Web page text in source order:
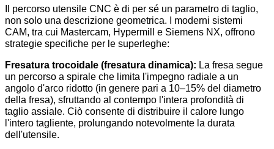
Il percorso utensile CNC è di per sé un parametro di taglio,
non solo una descrizione geometrica. I moderni sistemi
CAM, tra cui Mastercam, Hypermill e Siemens NX, offrono
strategie specifiche per le superleghe:
Fresatura trocoidale (fresatura dinamica): La fresa segue
un percorso a spirale che limita l'impegno radiale a un
angolo d'arco ridotto (in genere pari a 10–15% del diametro
della fresa), sfruttando al contempo l'intera profondità di
taglio assiale. Ciò consente di distribuire il calore lungo
l'intero tagliente, prolungando notevolmente la durata
dell'utensile.